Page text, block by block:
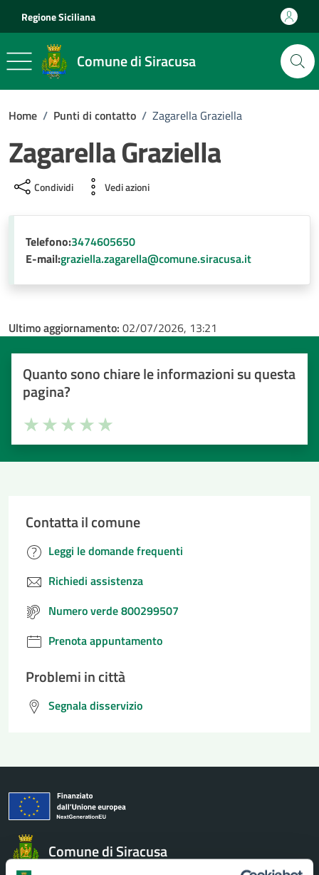
Regione Siciliana
Comune di Siracusa
Home / Punti di contatto / Zagarella Graziella
Zagarella Graziella
Condividi Vedi azioni
Telefono:3474605650
E-mail:graziella.zagarella@comune.siracusa.it
Ultimo aggiornamento: 02/07/2026, 13:21
Quanto sono chiare le informazioni su questa
pagina?
Valuta la chiarezza delle informazioni (da 1 a 5 stelle)
Seleziona il numero di stelle per valutare la chiarezza delle
Valuta 5 stelle su 5
Valuta 4 stelle su 5
Valuta 3 stelle su 5
Valuta 2 stelle su 5
Valuta 1 stelle su 5
Contatta il comune
Leggi le domande frequenti
Richiedi assistenza
Numero verde 800299507
Prenota appuntamento
Problemi in città
Segnala disservizio
Comune di Siracusa